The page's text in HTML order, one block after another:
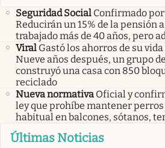
Seguridad Social Confirmado
Reducirán un 15% de la pensión
trabajado más de 40 años, pero
Viral Gastó los ahorros de su
Nueve años después, un grupo
construyó una casa con 850
reciclado
Nueva normativa Oficial y
ley que prohíbe mantener perros
habitual en balcones, sótanos,
Últimas Noticias